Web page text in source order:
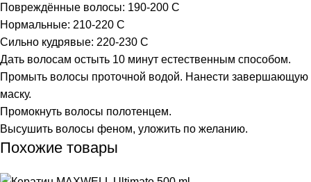
Повреждённые волосы: 190-200 С
Нормальные: 210-220 С
Сильно кудрявые: 220-230 С
Дать волосам остыть 10 минут естественным способом.
Промыть волосы проточной водой. Нанести завершающую
маску.
Промокнуть волосы полотенцем.
Высушить волосы феном, уложить по желанию.
Похожие товары